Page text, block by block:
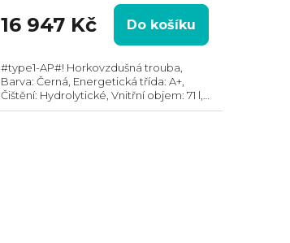
16 947 Kč Do košíku
#type1-AP#! Horkovzdušná trouba,
Barva: Černá, Energetická třída: A+,
Čištění: Hydrolytické, Vnitřní objem: 71 l,
Max. příkon: 3600 W, Gril, Rozměry